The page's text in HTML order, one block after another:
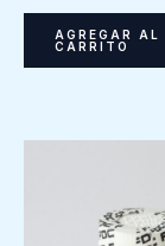
AGREGAR AL
CARRITO